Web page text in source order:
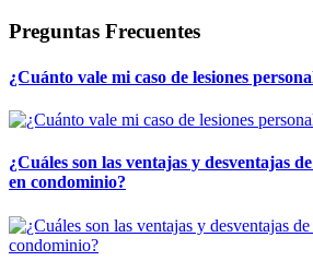
Preguntas Frecuentes
¿Cuánto vale mi caso de lesiones
¿Cuáles son las ventajas y desventajas
en condominio?